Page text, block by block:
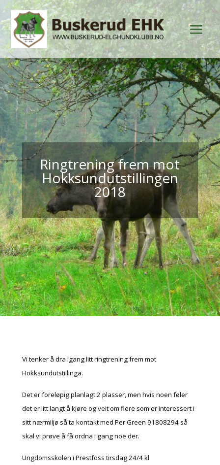
Ringtrening frem mot
Hokksundutstillingen
2018
Vi tenker å dra igang litt ringtrening frem mot
Hokksundutstillinga.
Det er foreløpig planlagt 2 plasser, men hvis noen føler
det er litt langt å kjøre og veit om flere som er interessert i
sitt nærmiljø så ta kontakt med Per Green 91808294 så
skal vi prøve å få ordna i gang noe der.
Ungdomsskolen i Prestfoss tirsdag 24/4 kl